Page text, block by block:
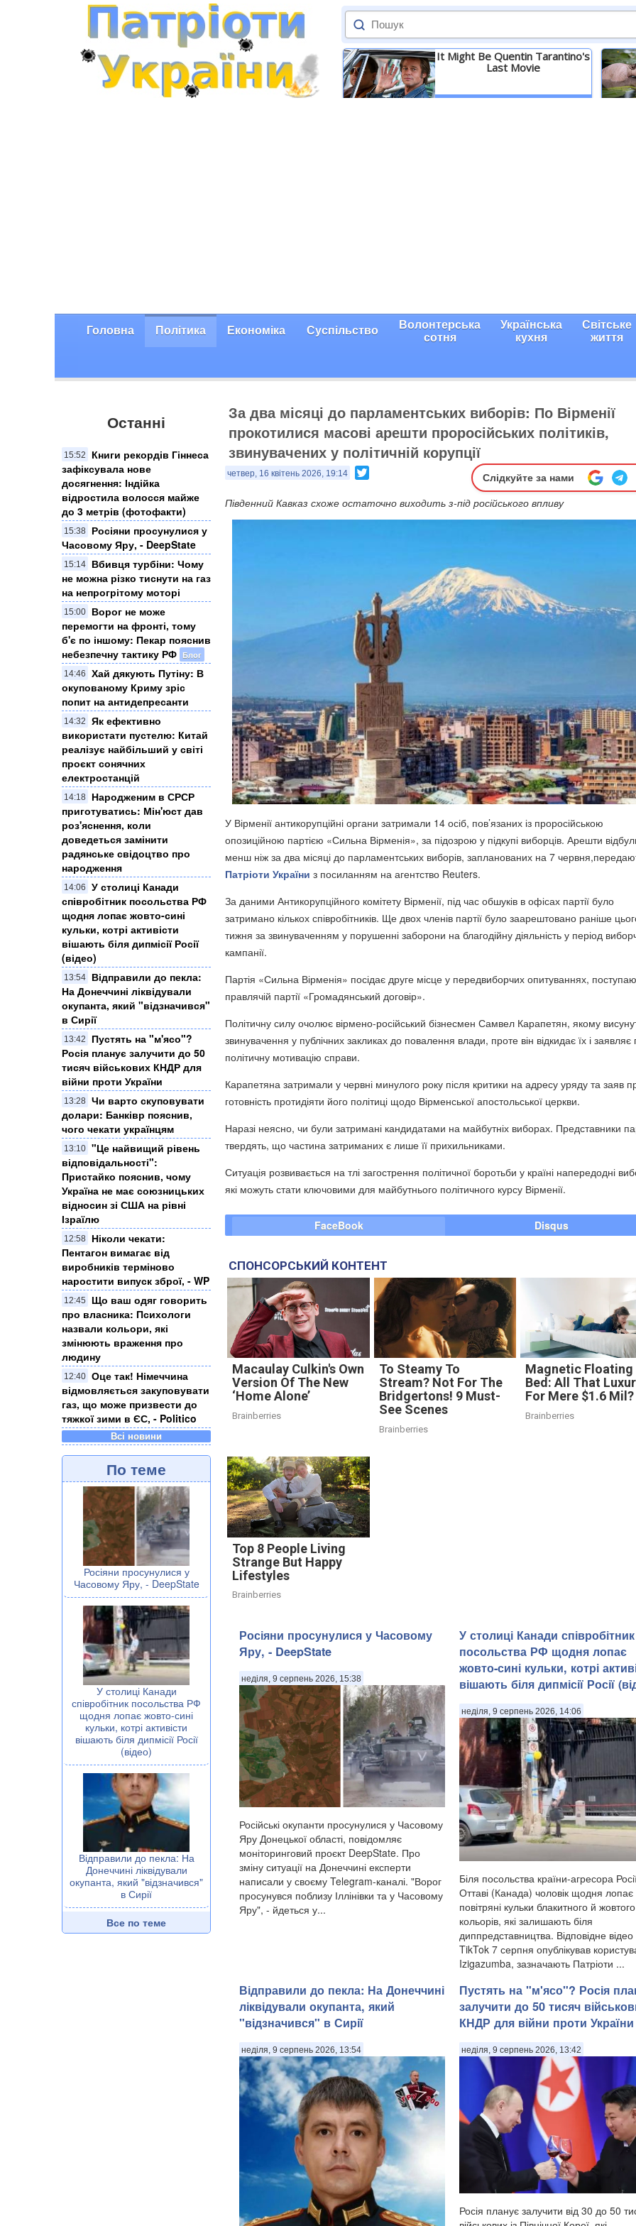
It Might Be Quentin Tarantino's
Last Movie
Головна Політика Економіка Суспільство Волонтерська
сотня
Українська
кухня
Світське
життя
Останні
15:52
Книги рекордів Гіннеса
зафіксувала нове
досягнення: Індійка
відростила волосся майже
до 3 метрів (фотофакти)
15:38
Росіяни просунулися у
Часовому Яру, - DeepState
15:14
Вбивця турбіни: Чому
не можна різко тиснути на газ
на непрогрітому моторі
15:00
Ворог не може
перемогти на фронті, тому
б'є по іншому: Пекар пояснив
небезпечну тактику РФ Блог
14:46
Хай дякують Путіну: В
окупованому Криму зріс
попит на антидепресанти
14:32
Як ефективно
використати пустелю: Китай
реалізує найбільший у світі
проєкт сонячних
електростанцій
14:18
Народженим в СРСР
приготуватись: Мін'юст дав
роз'яснення, коли
доведеться замінити
радянське свідоцтво про
народження
14:06
У столиці Канади
співробітник посольства РФ
щодня лопає жовто-сині
кульки, котрі активісти
вішають біля дипмісії Росії
(відео)
13:54
Відправили до пекла:
На Донеччині ліквідували
окупанта, який "відзначився"
в Сирії
13:42
Пустять на "м'ясо"?
Росія планує залучити до 50
тисяч військових КНДР для
війни проти України
13:28 Чи варто скуповувати
долари: Банківр пояснив,
чого чекати українцям
13:10 "Це найвищий рівень
відповідальності":
Пристайко пояснив, чому
Україна не має союзницьких
відносин зі США на рівні
Ізраїлю
12:58
Ніколи чекати:
Пентагон вимагає від
виробників терміново
наростити випуск зброї, - WP
12:45
Що ваш одяг говорить
про власника: Психологи
назвали кольори, які
змінюють враження про
людину
12:40 Оце так! Німеччина
відмовляється закуповувати
газ, що може призвести до
тяжкої зими в ЄС, - Politico
Всі новини
По теме
Росіяни просунулися у
Часовому Яру, - DeepState
У столиці Канади
співробітник посольства РФ
щодня лопає жовто-сині
кульки, котрі активісти
вішають біля дипмісії Росії
(відео)
Відправили до пекла: На
Донеччині ліквідували
окупанта, який "відзначився"
в Сирії
Все по теме
За два місяці до парламентських виборів: По Вірменії
прокотилися масові арешти проросійських політиків,
звинувачених у політичній корупції
четвер, 16 квітень 2026, 19:14 Слідкуйте за нами
Південний Кавказ схоже остаточно виходить з-під російського впливу
У Вірменії антикорупційні органи затримали 14 осіб, пов’язаних із проросійською
опозиційною партією «Сильна Вірменія», за підозрою у підкупі виборців. Арешти
менш ніж за два місяці до парламентських виборів, запланованих на 7
Патріоти України з посиланням на агентство Reuters.
За даними Антикорупційного комітету Вірменії, під час обшуків в офісах партії було
затримано кількох співробітників. Ще двох членів партії було заарештовано раніше
тижня за звинуваченням у порушенні заборони на благодійну діяльність у період
кампанії.
Партія «Сильна Вірменія» посідає друге місце у передвиборчих опитуваннях,
правлячій партії «Громадянський договір».
Політичну силу очолює вірмено-російський бізнесмен Самвел Карапетян, якому
звинувачення у публічних закликах до повалення влади, проте він відкидає їх і заявляє
політичну мотивацію справи.
Карапетяна затримали у червні минулого року після критики на адресу уряду та заяв
готовність протидіяти його політиці щодо Вірменської апостольської церкви.
Наразі неясно, чи були затримані кандидатами на майбутніх виборах. Представники
твердять, що частина затриманих є лише її прихильниками.
Ситуація розвивається на тлі загострення політичної боротьби у країні напередодні
які можуть стати ключовими для майбутнього політичного курсу Вірменії.
FaceBook Disqus
СПОНСОРСЬКИЙ КОНТЕНТ
Macaulay Culkin's Own
Version Of The New
‘Home Alone’
Brainberries
To Steamy To
Stream? Not For The
Bridgertons! 9 Must-
See Scenes
Brainberries
Magnetic Floating
Bed: All That
For Mere $1.6 Mil?
Brainberries
Top 8 People Living
Strange But Happy
Lifestyles
Brainberries
Росіяни просунулися у Часовому
Яру, - DeepState
неділя, 9 серпень 2026, 15:38
Російські окупанти просунулися у Часовому
Яру Донецької області, повідомляє
моніторинговий проєкт DeepState. Про
зміну ситуації на Донеччині експерти
написали у своєму Telegram-каналі. "Ворог
просунувся поблизу Іллінівки та у Часовому
Яру", - йдеться у...
У столиці Канади співробітник
посольства РФ щодня лопає
жовто-сині кульки, котрі
вішають біля дипмісії Росії
неділя, 9 серпень 2026, 14:06
Біля посольства країни-агресора
Оттаві (Канада) чоловік щодня лопає
повітряні кульки блакитного й жовтого
кольорів, які залишають біля
диппредставництва. Відповідне відео
TikTok 7 серпня опублікував
Izigazumba, зазначають Патріоти ...
Відправили до пекла: На Донеччині
ліквідували окупанта, який
"відзначився" в Сирії
неділя, 9 серпень 2026, 13:54
Пустять на "м'ясо"? Росія
залучити до 50 тисяч
КНДР для війни проти України
неділя, 9 серпень 2026, 13:42
Росія планує залучити від 30 до 50